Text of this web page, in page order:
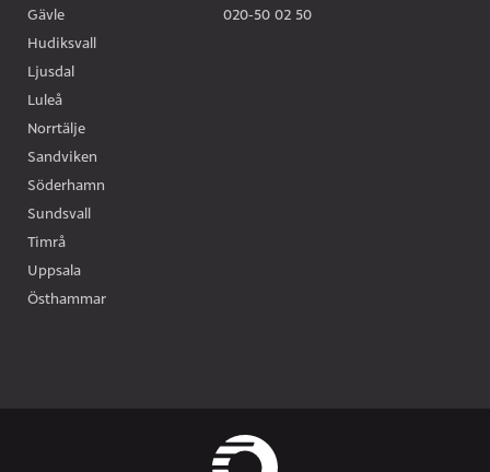
Gävle
Hudiksvall
Ljusdal
Luleå
Norrtälje
Sandviken
Söderhamn
Sundsvall
Timrå
Uppsala
Östhammar
020-50 02 50